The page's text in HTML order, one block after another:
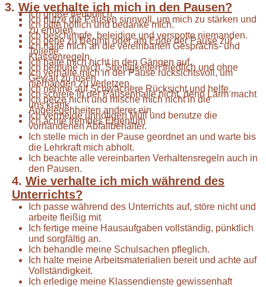
Ich grüße freundlich.
Ich bitte höflich und bedanke mich.
Ich beschimpfe, beleidige und verspotte niemanden.
Ich halte mich an die vereinbarten Gesprächs- und
Klassenregeln.
Ich bemühe mich, Streitigkeiten friedlich und ohne
Gewalt zu lösen.
Ich nehme auf Schwächere Rücksicht und helfe.
Ich petze nicht und mische mich nicht in die
Angelegenheiten andererein.
Ich achte fremdes Eigentum
3. Wie verhalte ich mich in den Pausen?
Ich nutze die Pausen sinnvoll, um mich zu stärken und
zu erholen.
Ich gehe zu Beginn oder am Ende der Pause zur
Toilette.
Ich halte mich nicht in den Gängen auf.
Ich verhalte mich in der Pause rücksichtsvoll, um
niemanden zu verletzen.
Ich schreie in der Pausenhalle nicht, denn Lärm macht
uns krank.
Ich vermeide unnötigen Müll und benutze die
vorhandenen Abfallbehälter.
Ich stelle mich in der Pause geordnet an und warte bis
die Lehrkraft mich abholt.
Ich beachte alle vereinbarten Verhaltensregeln auch in
den Pausen.
4. Wie verhalte ich mich während des
Unterrichts?
Ich passe während des Unterrichts auf, störe nicht und
arbeite fleißig mit
Ich fertige meine Hausaufgaben vollständig, pünktlich
und sorgfältig an.
Ich behandle meine Schulsachen pfleglich.
Ich halte meine Arbeitsmaterialien bereit und achte auf
Vollständigkeit.
Ich erledige meine Klassendienste gewissenhaft